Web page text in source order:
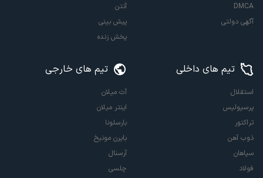
DMCA
آگهی دولتی
آنتن
پیش بینی
پخش زنده
تیم های داخلی
استقلال
پرسپولیس
تراکتور
ذوب آهن
سپاهان
فولاد
تیم های خارجی
آث میلان
اینتر میلان
بارسلونا
بایرن مونیخ
آرسنال
چلسی